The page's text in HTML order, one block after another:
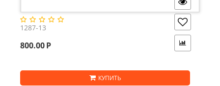
1287-13
800.00Р
КУПИТЬ